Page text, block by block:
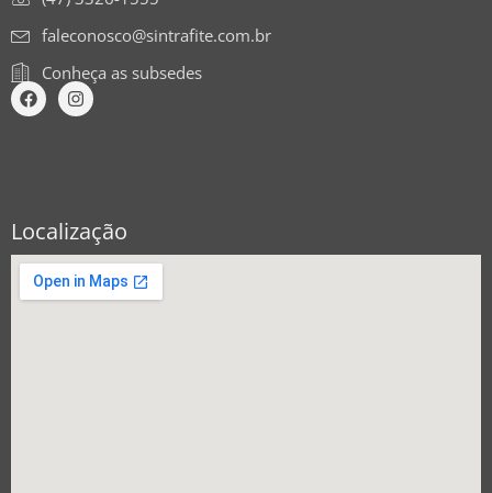
faleconosco@sintrafite.com.br
Conheça as subsedes
Localização